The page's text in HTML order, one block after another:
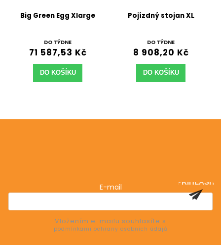
Big Green Egg Xlarge
DO TÝDNE
71 587,53 Kč
DO KOŠÍKU
Pojízdný stojan XL
DO TÝDNE
8 908,20 Kč
DO KOŠÍKU
E-mail
Vložením e-mailu souhlasíte s
podmínkami ochrany osobních údajů
PŘIHLÁSIT